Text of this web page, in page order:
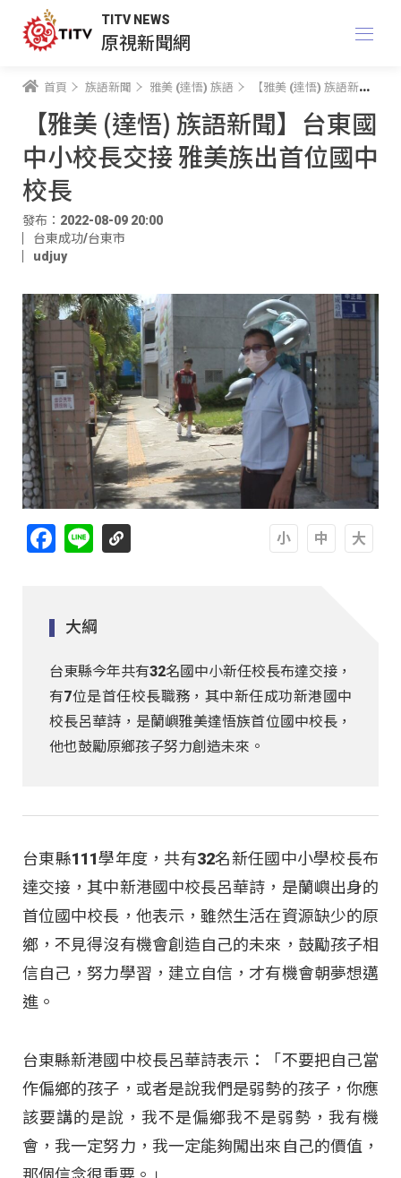
TITV NEWS
原視新聞網
首頁 族語新聞 雅美 (達悟) 族語 【雅美 (達悟) 族語新聞】台東國中小校長交接 雅美族出首位國中校長
【雅美 (達悟) 族語新聞】台東國
中小校長交接 雅美族出首位國中
校長
發布：2022-08-09 20:00
台東成功/台東市
udjuy
Facebook
Line
大綱
台東縣今年共有32名國中小新任校長布達交接，
有7位是首任校長職務，其中新任成功新港國中
校長呂華詩，是蘭嶼雅美達悟族首位國中校長，
他也鼓勵原鄉孩子努力創造未來。
台東縣111學年度，共有32名新任國中小學校長布
達交接，其中新港國中校長呂華詩，是蘭嶼出身的
首位國中校長，他表示，雖然生活在資源缺少的原
鄉，不見得沒有機會創造自己的未來，鼓勵孩子相
信自己，努力學習，建立自信，才有機會朝夢想邁
進。
台東縣新港國中校長呂華詩表示：「不要把自己當
作偏鄉的孩子，或者是說我們是弱勢的孩子，你應
該要講的是說，我不是偏鄉我不是弱勢，我有機
會，我一定努力，我一定能夠闖出來自己的價值，